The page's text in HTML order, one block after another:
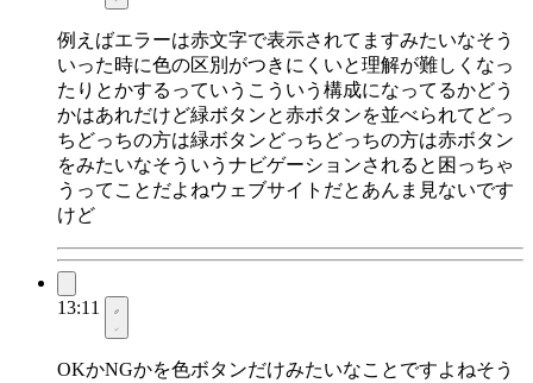
例えばエラーは赤文字で表示されてますみたいなそう
いった時に色の区別がつきにくいと理解が難しくなっ
たりとかするっていうこういう構成になってるかどう
かはあれだけど緑ボタンと赤ボタンを並べられてどっ
ちどっちの方は緑ボタンどっちどっちの方は赤ボタン
をみたいなそういうナビゲーションされると困っちゃ
うってことだよねウェブサイトだとあんま見ないです
けど
13:11
OKかNGかを色ボタンだけみたいなことですよねそう